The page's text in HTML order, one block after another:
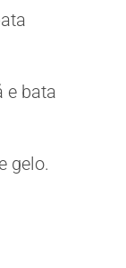
e bata
gelo.